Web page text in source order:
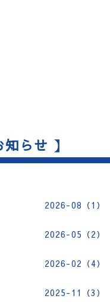
知らせ 】
2026-08（1）
2026-05（2）
2026-02（4）
2025-11（3）